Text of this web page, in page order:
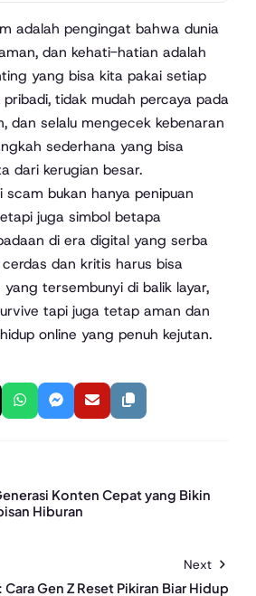
adalah pengingat bahwa dunia
dan kehati-hatian adalah
yang bisa kita pakai setiap
tidak mudah percaya pada
dan selalu mengecek kebenaran
sederhana yang bisa
dari kerugian besar.
scam bukan hanya penipuan
juga simbol betapa
di era digital yang serba
dan kritis harus bisa
tersembunyi di balik layar,
tapi juga tetap aman dan
online yang penuh kejutan.
Konten Cepat yang Bikin
Hiburan
Next
Gen Z Reset Pikiran Biar Hidup